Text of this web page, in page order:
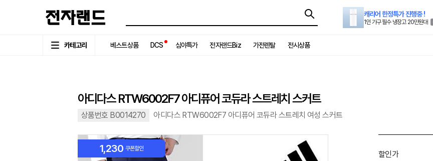
캐리어 한정특가 진행중 !
1인 가구 필수 냉장고 20만원대
카테고리 베스트상품 DCS 심야특가 전자랜드Biz 가전렌탈 전시상품
아디다스 RTW6002F7 아디퓨어 코듀라 스트레치 스커트
상품번호 B0014270 아디다스 RTW6002F7 아디퓨어 코듀라 스트레치 여성 스커트
1,230 쿠폰할인
할인가